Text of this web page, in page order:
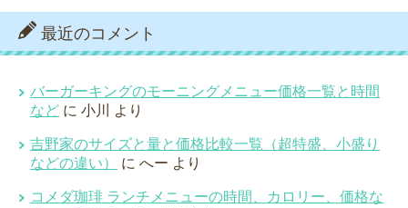
最近のコメント
バーガーキングのモーニングメニュー価格一覧と時間
など に 小川 より
吉野家のサイズと量と価格比較一覧（超特盛、小盛り
などの違い）
に へー より
コメダ珈琲 ランチメニューの時間、カロリー、価格な